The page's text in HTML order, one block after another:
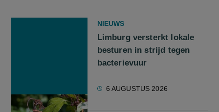
NIEUWS
Limburg versterkt lokale
besturen in strijd tegen
bacterievuur
6 AUGUSTUS 2026